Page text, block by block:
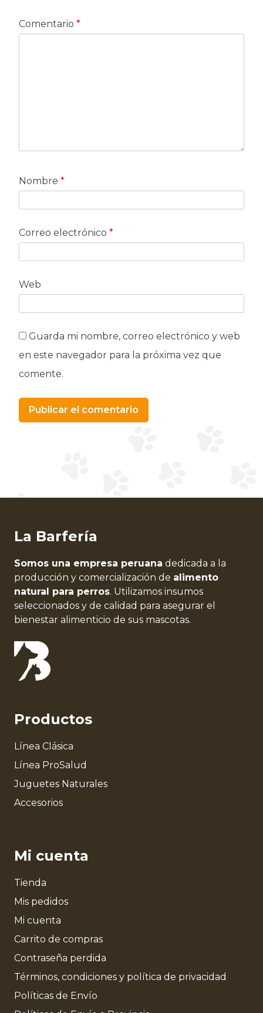
Comentario *
Nombre *
Correo electrónico *
Web
Guarda mi nombre, correo electrónico y web
en este navegador para la próxima vez que
comente.
La Barfería
Somos una empresa peruana dedicada a la
producción y comercialización de alimento
natural para perros. Utilizamos insumos
seleccionados y de calidad para asegurar el
bienestar alimenticio de sus mascotas.
Productos
Línea Clásica
Línea ProSalud
Juguetes Naturales
Accesorios
Mi cuenta
Tienda
Mis pedidos
Mi cuenta
Carrito de compras
Contraseña perdida
Términos, condiciones y política de privacidad
Políticas de Envío